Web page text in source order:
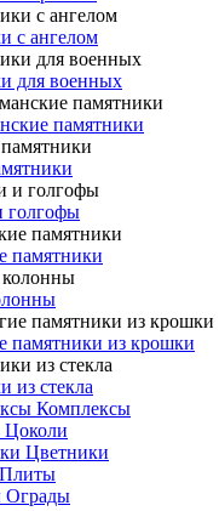
с ангелом
для военных
памятники
голгофы
памятники
памятники из крошки
из стекла
Комплексы
Цоколи
Цветники
Плиты
Ограды